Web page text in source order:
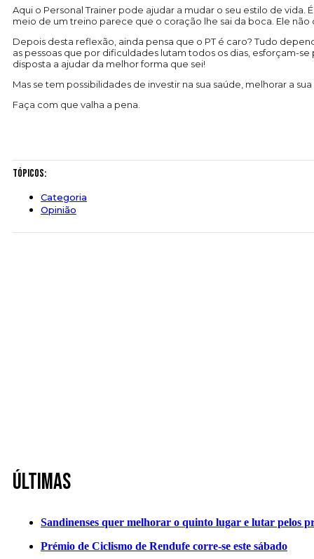
Aqui o Personal Trainer pode ajudar a mudar o seu estilo de
meio de um treino parece que o coração lhe sai da boca. Ele não
Depois desta reflexão, ainda pensa que o PT é caro? Tudo
as pessoas que por dificuldades lutam todos os dias, esforçam-
disposta a ajudar da melhor forma que sei!
Mas se tem possibilidades de investir na sua saúde, melhorar a
Faça com que valha a pena.
Tópicos:
Categoria
Opinião
Últimas
Sandinenses quer melhorar o quinto lugar e lutar pelos
Prémio de Ciclismo de Rendufe corre-se este sábado